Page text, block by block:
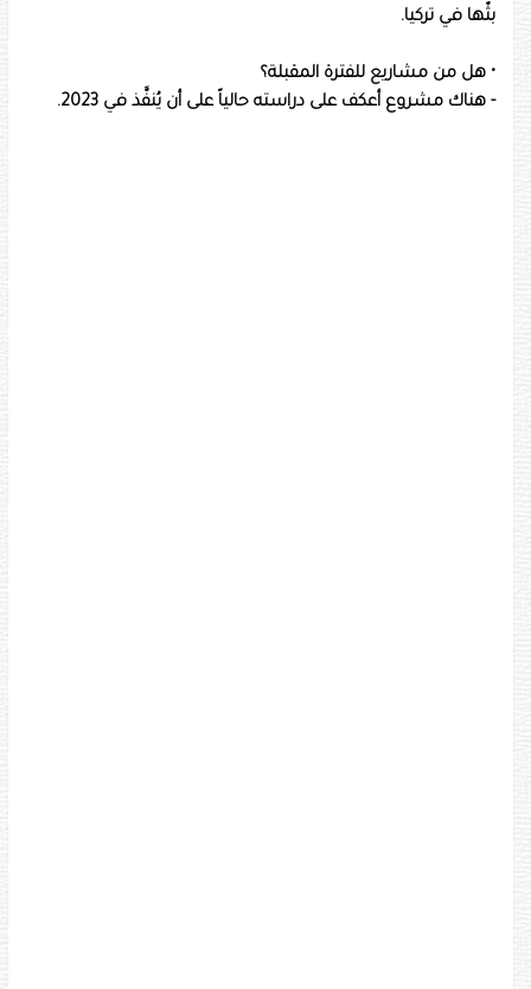
بثّها في تركيا.
• هل من مشاريع للفترة المقبلة؟
- هناك مشروع أعكف على دراسته حالياً على أن يُنفَّذ في 2023.